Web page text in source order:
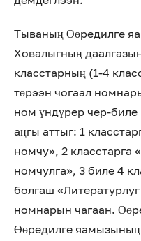
Тываның Өөредилге
Ховалыгның
класстарның (1-4
төрээн чогаал
ном үндүрер чер-
аңгы аттыг: 1
номчу», 2 класстарга
номчулга», 3 биле 4
болгаш
номнарын чагаан.
Өөредилге